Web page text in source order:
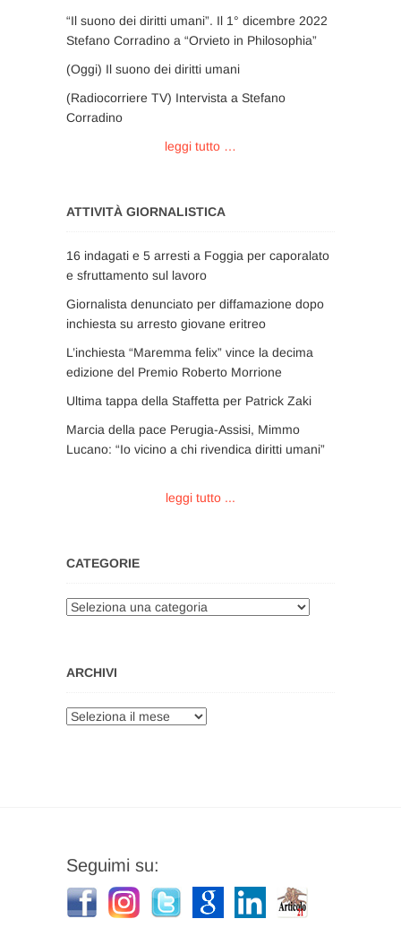
“Il suono dei diritti umani”. Il 1° dicembre 2022
Stefano Corradino a “Orvieto in Philosophia”
(Oggi) Il suono dei diritti umani
(Radiocorriere TV) Intervista a Stefano
Corradino
leggi tutto …
ATTIVITÀ GIORNALISTICA
16 indagati e 5 arresti a Foggia per caporalato
e sfruttamento sul lavoro
Giornalista denunciato per diffamazione dopo
inchiesta su arresto giovane eritreo
L’inchiesta “Maremma felix” vince la decima
edizione del Premio Roberto Morrione
Ultima tappa della Staffetta per Patrick Zaki
Marcia della pace Perugia-Assisi, Mimmo
Lucano: “Io vicino a chi rivendica diritti umani”
leggi tutto ...
CATEGORIE
Categorie
ARCHIVI
Archivi
Seguimi su: